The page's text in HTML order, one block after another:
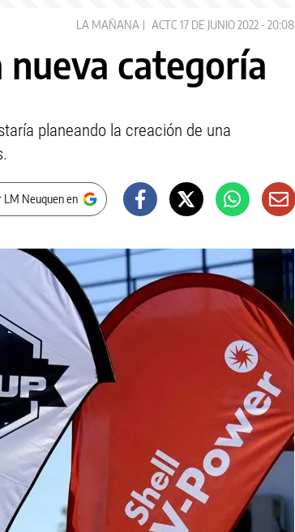
LA MAÑANA ACTC 17 DE JUNIO 2022 - 20:08
nueva categoría
planeando la creación de una
LM Neuquen en